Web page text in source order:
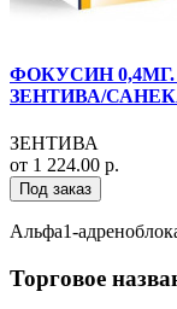
ФОКУСИН
ЗЕНТИВА/
ЗЕНТИВА
от 1 224.00 р.
Под заказ
Альфа1-
Торговое